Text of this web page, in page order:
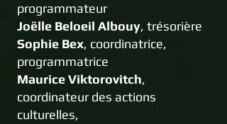
programmateur
Joëlle Beloeil Albouy, trésorière
Sophie Bex, coordinatrice,
programmatrice
Maurice Viktorovitch,
coordinateur des actions
culturelles,